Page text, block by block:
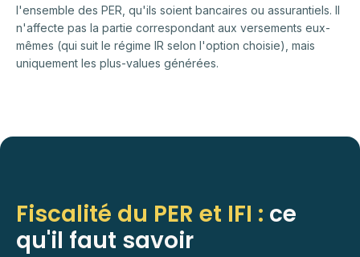
l'ensemble des PER, qu'ils soient bancaires ou assurantiels. Il
n'affecte pas la partie correspondant aux versements eux-
mêmes (qui suit le régime IR selon l'option choisie), mais
uniquement les plus-values générées.
Fiscalité du PER et IFI : ce
qu'il faut savoir